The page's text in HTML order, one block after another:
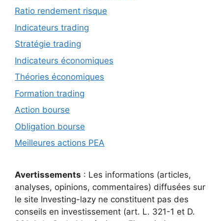
Ratio rendement risque
Indicateurs trading
Stratégie trading
Indicateurs économiques
Théories économiques
Formation trading
Action bourse
Obligation bourse
Meilleures actions PEA
Avertissements : Les informations (articles,
analyses, opinions, commentaires) diffusées sur
le site Investing-lazy ne constituent pas des
conseils en investissement (art. L. 321-1 et D.